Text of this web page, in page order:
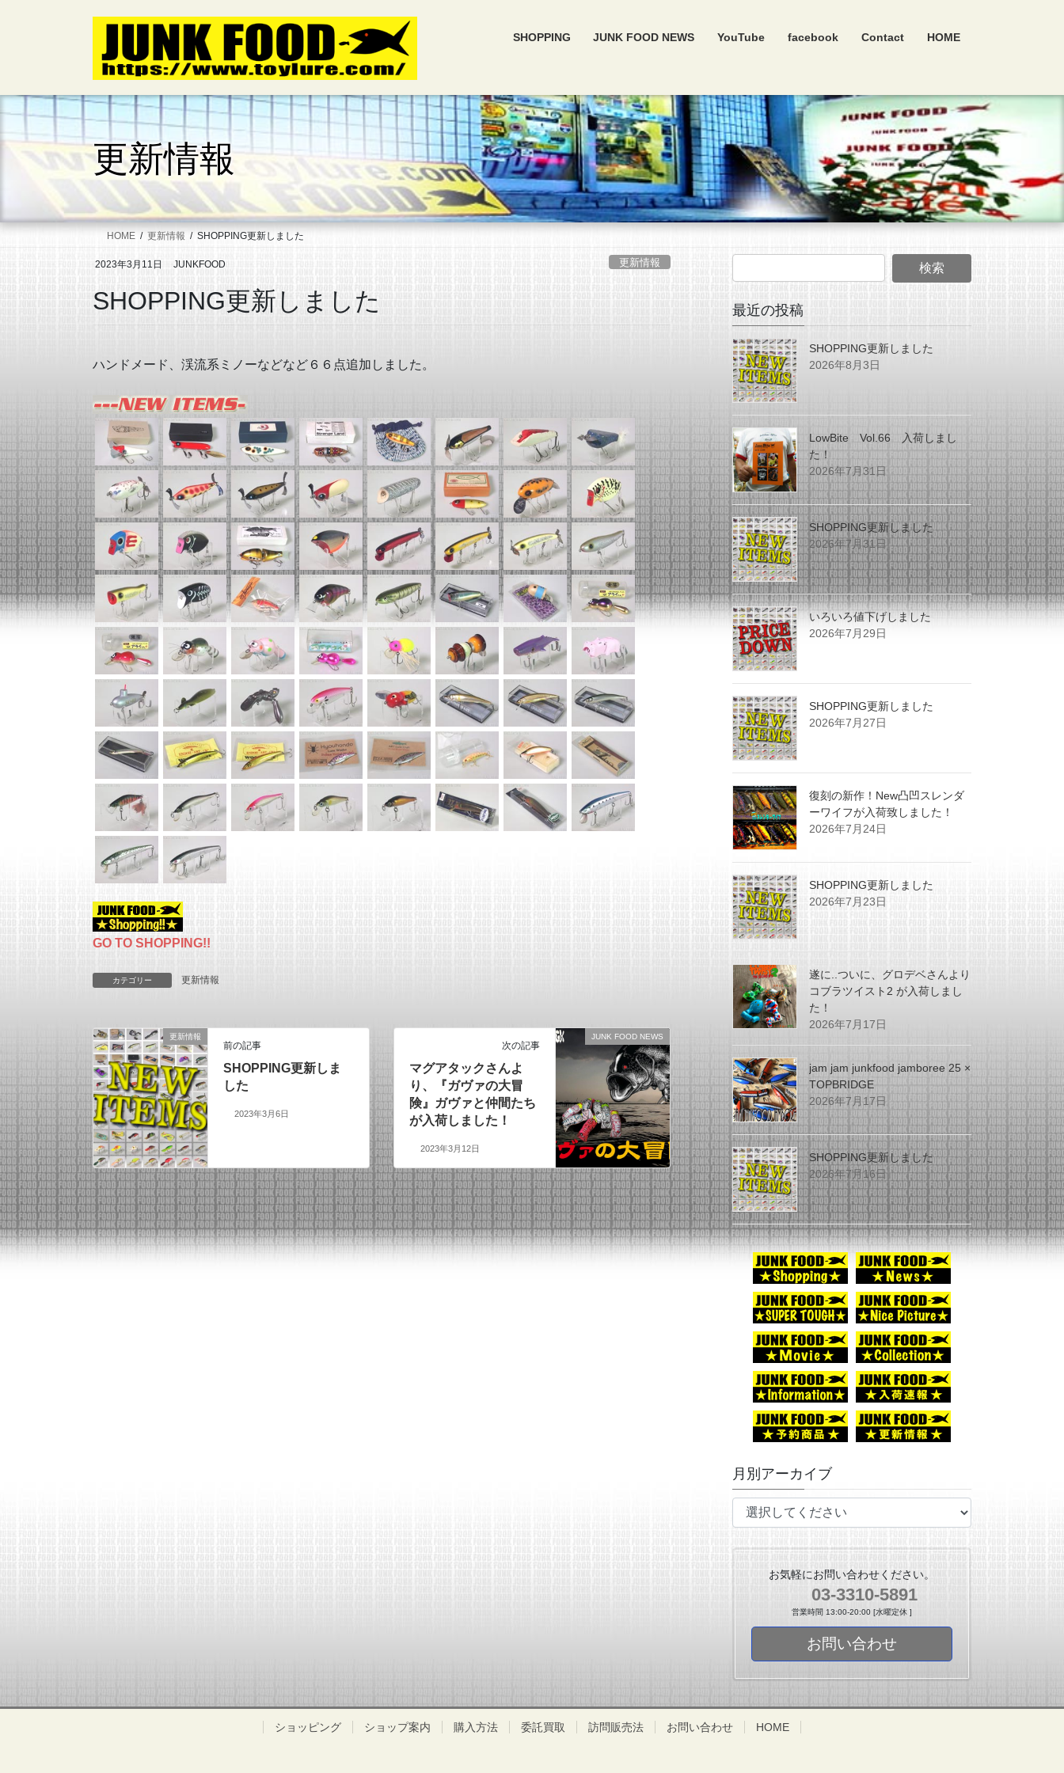
キ
に
SHOPPING JUNK FOOD NEWS YouTube facebook Contact HOME
更新情報
HOME 更新情報 SHOPPING更新しました
2023年3月11日 JUNKFOOD 更新情報
SHOPPING更新しました
ハンドメード、渓流系ミノーなどなど６６点追加しました。
GO TO SHOPPING!!
カテゴリー 更新情報
更新情報
前の記事
SHOPPING更新しま
した
2023年3月6日
JUNK FOOD NEWS
次の記事
マグアタックさんよ
り、『ガヴァの大冒
険』ガヴァと仲間たち
が入荷しました！
2023年3月12日
最近の投稿
SHOPPING更新しました
2026年8月3日
LowBite Vol.66 入荷しまし
た！
2026年7月31日
SHOPPING更新しました
2026年7月31日
いろいろ値下げしました
2026年7月29日
SHOPPING更新しました
2026年7月27日
復刻の新作！New凸凹スレンダ
ーワイフが入荷致しました！
2026年7月24日
SHOPPING更新しました
2026年7月23日
遂に..ついに、グロデベさんより
コブラツイスト2 が入荷しまし
た！
2026年7月17日
jam jam junkfood jamboree 25 ×
TOPBRIDGE
2026年7月17日
SHOPPING更新しました
2026年7月16日
月別アーカイブ
お気軽にお問い合わせください。
03-3310-5891
営業時間 13:00-20:00 [水曜定休 ]
お問い合わせ
ショッピング ショップ案内 購入方法 委託買取 訪問販売法 お問い合わせ HOME